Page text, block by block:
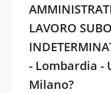
LAVORO
- Lombardia -
Milano?